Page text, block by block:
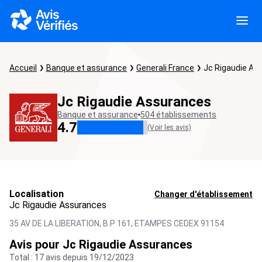
Accueil Banque et assurance Generali France Jc Rigaudie
Jc Rigaudie Assurances
Banque et assurance 504 établissements
4.7 (Voir les avis)
Localisation Changer d'établissement
Jc Rigaudie Assurances
35 AV DE LA LIBERATION, B.P 161, ETAMPES CEDEX 91154
Avis pour Jc Rigaudie Assurances
Total : 17 avis depuis 19/12/2023